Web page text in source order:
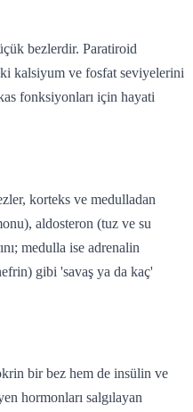
bezlerdir. Paratiroid
kalsiyum ve fosfat seviyelerini
fonksiyonları için hayati
korteks ve medulladan
aldosteron (tuz ve su
medulla ise adrenalin
gibi 'savaş ya da kaç'
bir bez hem de insülin ve
hormonları salgılayan